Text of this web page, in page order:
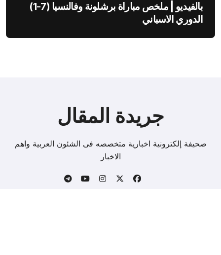
بالفيديو | ملخص مباراة برشلونة وفالنسيا (7-1)
الدوري الاسباني
جريدة المقال
صحيفة إلكترونية اخبارية متخصصه فى الشئون العربية واهم
الاخبار